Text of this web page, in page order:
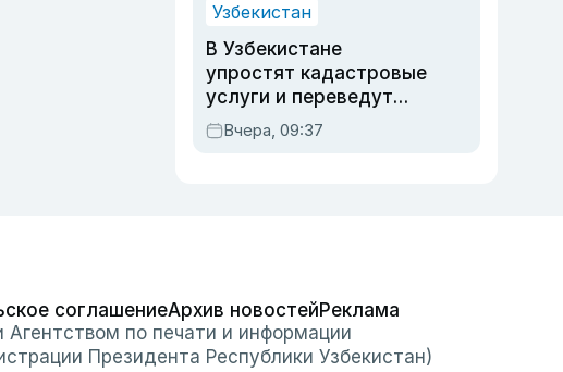
Узбекистан
В Узбекистане
упростят кадастровые
услуги и переведут
регистрацию
недвижимости в
Вчера, 09:37
соглашениеАрхив новостейРеклама
Агентством по печати и информации
Президента Республики Узбекистан)